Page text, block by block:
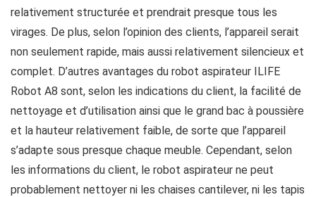
relativement structurée et prendrait presque tous les
virages. De plus, selon l’opinion des clients, l’appareil serait
non seulement rapide, mais aussi relativement silencieux et
complet. D’autres avantages du robot aspirateur ILIFE
Robot A8 sont, selon les indications du client, la facilité de
nettoyage et d’utilisation ainsi que le grand bac à poussière
et la hauteur relativement faible, de sorte que l’appareil
s’adapte sous presque chaque meuble. Cependant, selon
les informations du client, le robot aspirateur ne peut
probablement nettoyer ni les chaises cantilever, ni les tapis